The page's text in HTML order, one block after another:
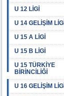
U 12 LİGİ
U 14 GELİŞİM LİGİ
U 15 A LİGİ
U 15 B LİGİ
U 15 TÜRKİYE
BİRİNCİLİĞİ
U 16 GELİŞİM LİGİ